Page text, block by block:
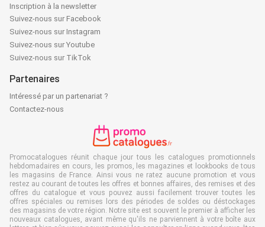
Inscription à la newsletter
Suivez-nous sur Facebook
Suivez-nous sur Instagram
Suivez-nous sur Youtube
Suivez-nous sur TikTok
Partenaires
Intéressé par un partenariat ?
Contactez-nous
Promocatalogues réunit chaque jour tous les catalogues promotionnels
hebdomadaires en cours, les promos, les magazines et lookbooks de tous
les magasins de France. Ainsi vous ne ratez aucune promotion et vous
restez au courant de toutes les offres et bonnes affaires, des remises et des
offres du catalogue et vous pouvez aussi facilement trouver toutes les
offres spéciales ou remises lors des périodes de soldes ou déstockages
des magasins de votre région. Notre site est souvent le premier à afficher les
nouveaux catalogues, avant même qu'ils ne parviennent à votre boîte aux